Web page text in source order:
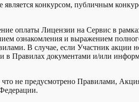
является конкурсом, публичным
оплаты Лицензии на Сервис в
ознакомления и выражением
В случае, если Участник акции
в Правилах документами и/или
не предусмотрено Правилами, Акция